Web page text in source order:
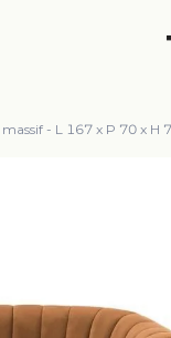
- L 167 x P 70 x H